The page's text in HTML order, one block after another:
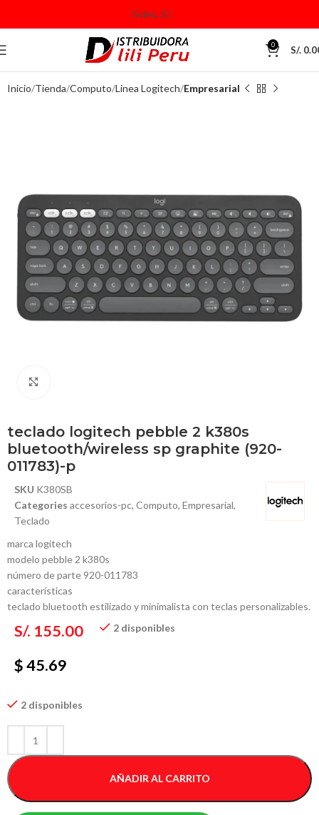
0 S/.
Inicio Tienda Computo Linea Logitech Empresarial
teclado logitech pebble 2 k380s
bluetooth/wireless sp graphite (920-
011783)-p
SKU K380SB
Categories accesorios-pc, Computo, Empresarial,
Teclado
marca logitech
modelo pebble 2 k380s
número de parte 920-011783
características
teclado bluetooth estilizado y minimalista con teclas personalizables.
S/. 155.00
$ 45.69
2 disponibles
2 disponibles
AÑADIR AL CARRITO